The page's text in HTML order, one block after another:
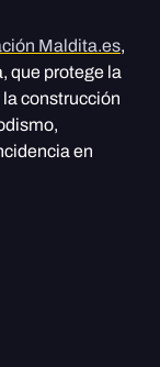
Maldita.es,
que protege la
construcción
en